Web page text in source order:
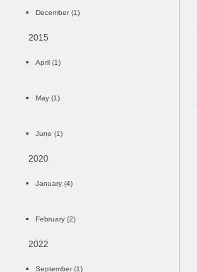
December (1)
2015
April (1)
May (1)
June (1)
2020
January (4)
February (2)
2022
September (1)